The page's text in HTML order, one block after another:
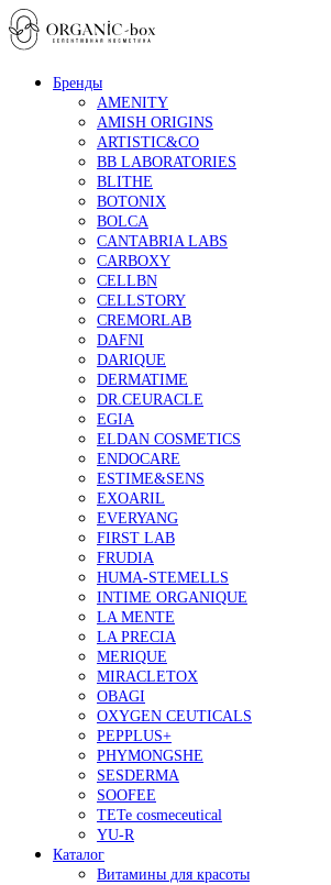
Бренды
AMENITY
AMISH ORIGINS
ARTISTIC&CO
BB LABORATORIES
BLITHE
BOTONIX
BOLCA
CANTABRIA LABS
CARBOXY
CELLBN
CELLSTORY
CREMORLAB
DAFNI
DARIQUE
DERMATIME
DR.CEURACLE
EGIA
ELDAN COSMETICS
ENDOCARE
ESTIME&SENS
EXOARIL
EVERYANG
FIRST LAB
FRUDIA
HUMA-STEMELLS
INTIME ORGANIQUE
LA MENTE
LA PRECIA
MERIQUE
MIRACLETOX
OBAGI
OXYGEN CEUTICALS
PEPPLUS+
PHYMONGSHE
SESDERMA
SOOFEE
TETe cosmeceutical
YU-R
Каталог
Витамины для красоты